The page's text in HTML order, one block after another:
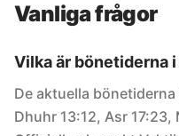
Vanliga frågor
Vilka är bönetiderna
De aktuella
Dhuhr 13:12, Asr